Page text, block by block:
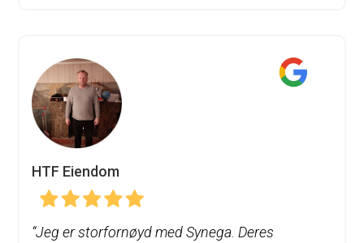
HTF Eiendom
“Jeg er storfornøyd med Synega. Deres